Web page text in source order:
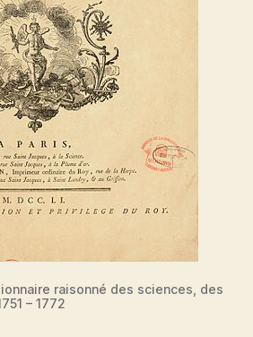
raisonné des sciences, des
– 1772